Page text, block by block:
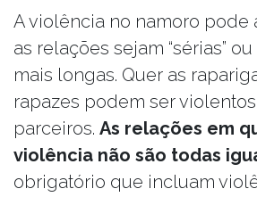
A violência no namoro pode
as relações sejam “sérias”
mais longas. Quer as
rapazes podem ser
parceiros. As relações em
violência não são todas
obrigatório que incluam